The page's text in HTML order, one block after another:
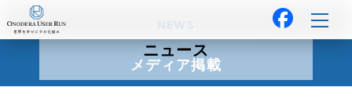
ニュース
メディア掲載